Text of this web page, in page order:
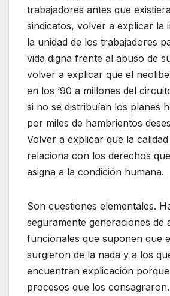
trabajadores antes que
sindicatos, volver a explicar la
la unidad de los trabajadores
vida digna frente al abuso de
volver a explicar que el
en los ‘90 a millones del
si no se distribuían los planes
por miles de hambrientos
Volver a explicar que la
relaciona con los derechos
asigna a la condición humana.
Son cuestiones elementales.
seguramente generaciones de
funcionales que suponen que
surgieron de la nada y a los
encuentran explicación
procesos que los